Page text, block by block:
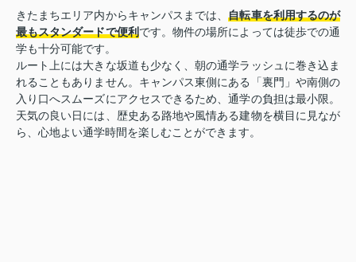
きたまちエリア内からキャンパスまでは、自転車を利用するのが
最もスタンダードで便利です。物件の場所によっては徒歩での通
学も十分可能です。
ルート上には大きな坂道も少なく、朝の通学ラッシュに巻き込ま
れることもありません。キャンパス東側にある「裏門」や南側の
入り口へスムーズにアクセスできるため、通学の負担は最小限。
天気の良い日には、歴史ある路地や風情ある建物を横目に見なが
ら、心地よい通学時間を楽しむことができます。